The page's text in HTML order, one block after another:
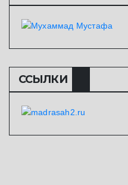
ССЫЛКИ